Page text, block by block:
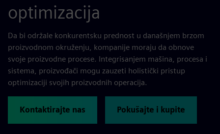
optimizacija
Da bi održale konkurentsku prednost u današnjem brzom
proizvodnom okruženju, kompanije moraju da obnove
svoje proizvodne procese. Integrisanjem mašina, procesa i
sistema, proizvođači mogu zauzeti holistički pristup
optimizaciji svojih proizvodnih operacija.
Kontaktirajte nas Pokušajte i kupite